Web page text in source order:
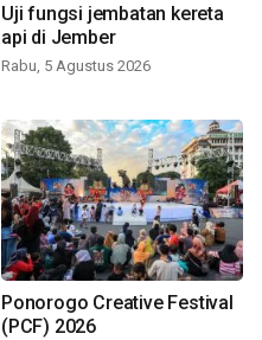
Uji fungsi jembatan kereta
api di Jember
Rabu, 5 Agustus 2026
Ponorogo Creative Festival
(PCF) 2026